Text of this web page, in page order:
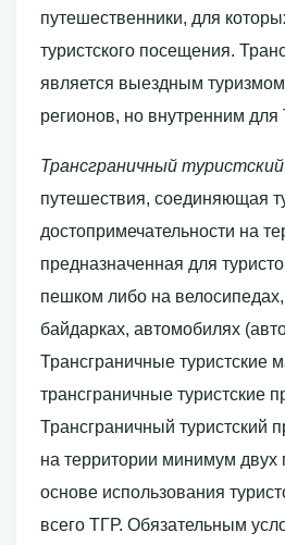
путешественники, для
туристского посещения.
является выездным
регионов, но внутренним для
Трансграничный
путешествия, соединяющая
достопримечательности на
предназначенная для
пешком либо на
байдарках, автомобилях
Трансграничные туристские
трансграничные туристские
Трансграничный туристский
на территории минимум двух
основе использования
всего ТГР. Обязательным